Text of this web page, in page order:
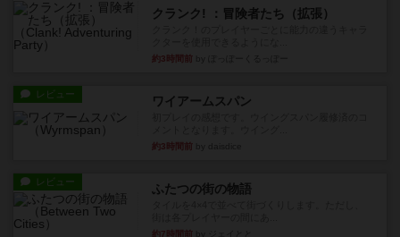
クランク! ：冒険者たち（拡張）
約3時間前
レビュー ワイアームスパン
約3時間前
レビュー ふたつの街の物語
約7時間前